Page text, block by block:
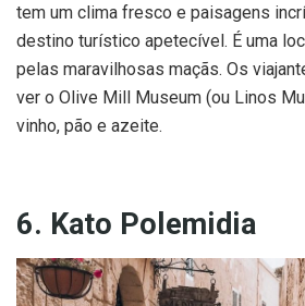
tem um clima fresco e paisagens
destino turístico apetecível. É uma
pelas maravilhosas maçãs. Os
ver o Olive Mill Museum (ou Linos
vinho, pão e azeite.
6. Kato Polemidia